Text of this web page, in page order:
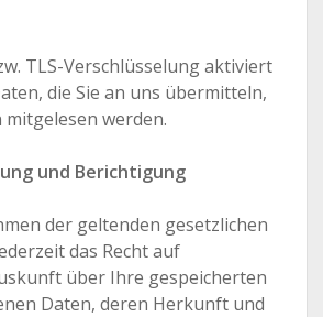
TLS-Verschlüsselung aktiviert
die Sie an uns übermitteln,
werden.
und Berichtigung
der geltenden gesetzlichen
das Recht auf
über Ihre gespeicherten
Daten, deren Herkunft und